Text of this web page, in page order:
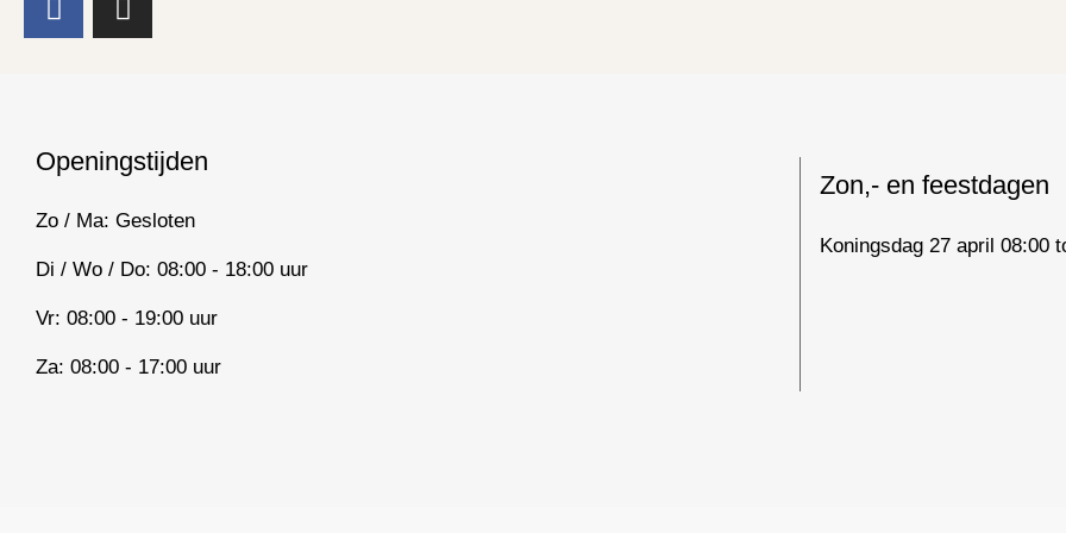
a
c
o
n
s
r
m
Openingstijden
Zo / Ma: Gesloten
Di / Wo / Do: 08:00 - 18:00 uur
Vr: 08:00 - 19:00 uur
Za: 08:00 - 17:00 uur
Zon,- en feestdagen
Koningsdag 27 april 08:00